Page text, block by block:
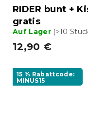
RIDER bunt +
gratis
Auf Lager (>10
12,90 €
15 % Rabattcode:
MINUS15